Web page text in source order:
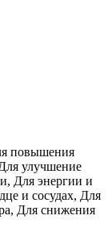
повышения
улучшение
Для энергии и
и сосудах, Для
Для снижения